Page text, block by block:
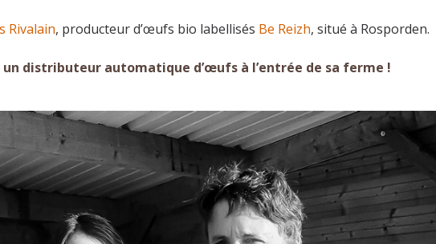
Rivalain, producteur d’œufs bio labellisés Be Reizh, situé à Rosporden.
distributeur automatique d’œufs à l’entrée de sa ferme !